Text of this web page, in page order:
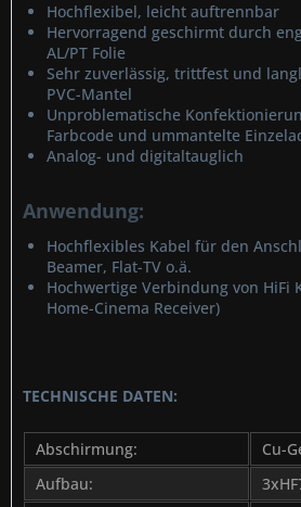
Hochflexibel, leicht auftrennbar
Hervorragend geschirmt durch
AL/PT Folie
Sehr zuverlässig, trittfest und
PVC-Mantel
Unproblematische
Farbcode und ummantelte
Analog- und digitaltauglich
Anwendung:
Hochflexibles Kabel für den
Beamer, Flat-TV o.ä.
Hochwertige Verbindung von HiFi
Home-Cinema Receiver)
TECHNISCHE DATEN:
Abschirmung:
Cu-
Aufbau: